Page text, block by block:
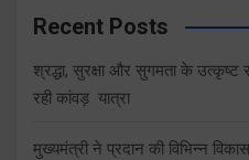
Recent Posts
श्रद्धा, सुरक्षा और सुगमता के
रही कांवड़ यात्रा
मुख्यमंत्री ने प्रदान की विभिन्न